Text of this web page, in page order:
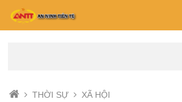
THỜI SỰ XÃ HỘI